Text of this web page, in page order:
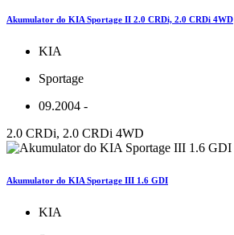
Akumulator do KIA Sportage II 2.0 CRDi, 2.0 CRDi 4WD
KIA
Sportage
09.2004 -
2.0 CRDi, 2.0 CRDi 4WD
Akumulator do KIA Sportage III 1.6 GDI
KIA